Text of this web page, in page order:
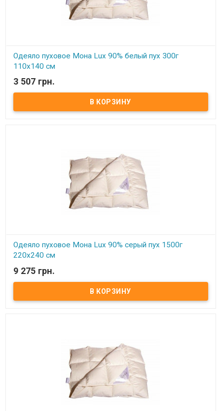
Одеяло пуховое Мона Lux 90% белый пух 300г
110х140 см
В наличии
Одеяло пуховое Мона Lux 90% белый пух Размер: 110х140 см
Цвет: белый, кремовый Наполнитель: 90% натуральный белый
гусиный пух, 10% мелкого пера. Чехол: тик-батист, 100% хлопок
3 507 грн.
Одеяло пуховое Мона Lux 90% серый пух 1500г
220х240 см
В наличии
Одеяло пуховое Мона Lux 90% серый пух Размер: 220х240 см
Цвет: белый, кремовый Наполнитель: 90% натуральный серый
гусиный пух, 10% мелкого пера. Чехол: тик-батист, 100% хлопок
9 275 грн.